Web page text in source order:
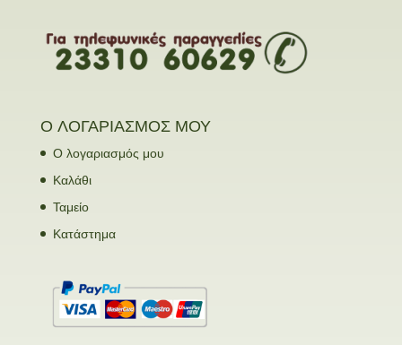
Ο ΛΟΓΑΡΙΑΣΜΟΣ ΜΟΥ
Ο λογαριασμός μου
Καλάθι
Ταμείο
Κατάστημα